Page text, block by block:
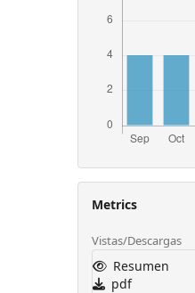
Metrics
Vistas/Descargas
Resumen
pdf